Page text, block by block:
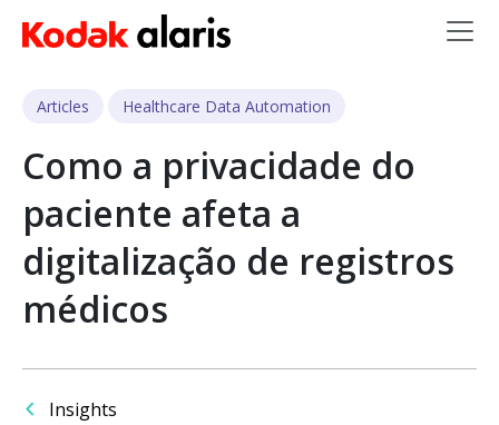
Skip to main content
Articles Healthcare Data Automation
Como a privacidade do
paciente afeta a
digitalização de registros
médicos
Insights